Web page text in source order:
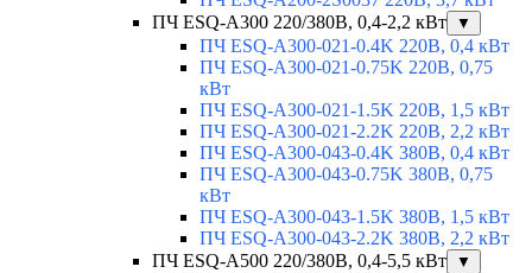
ПЧ ESQ-A300 220/380В, 0,4-2,2 кВт
▼
ПЧ ESQ-A300-021-0.4K 220В, 0,4 кВт
ПЧ ESQ-A300-021-0.75K 220В, 0,75
кВт
ПЧ ESQ-A300-021-1.5K 220В, 1,5 кВт
ПЧ ESQ-A300-021-2.2K 220В, 2,2 кВт
ПЧ ESQ-A300-043-0.4K 380В, 0,4 кВт
ПЧ ESQ-A300-043-0.75K 380В, 0,75
кВт
ПЧ ESQ-A300-043-1.5K 380В, 1,5 кВт
ПЧ ESQ-A300-043-2.2K 380В, 2,2 кВт
ПЧ ESQ-A500 220/380В, 0,4-5,5 кВт
▼